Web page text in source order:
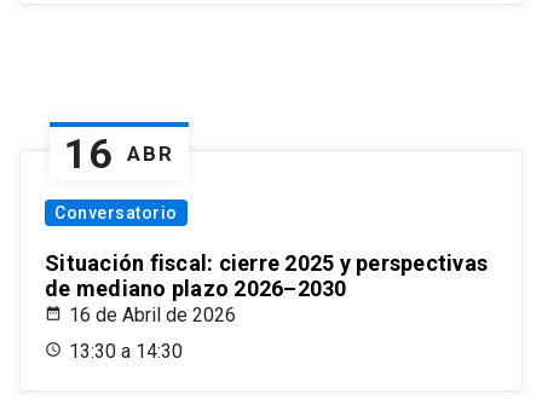
16 ABR
Conversatorio
Situación fiscal: cierre 2025 y perspectivas
de mediano plazo 2026–2030
16 de Abril de 2026
13:30 a 14:30